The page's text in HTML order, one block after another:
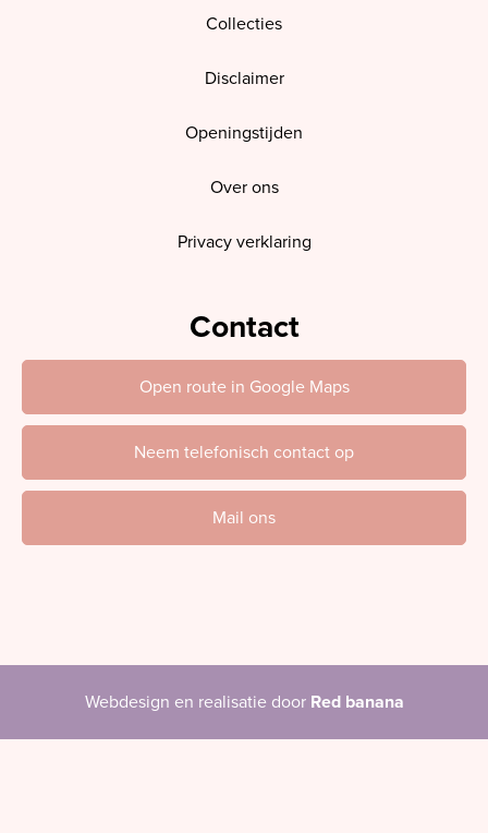
Collecties
Disclaimer
Openingstijden
Over ons
Privacy verklaring
Contact
Open route in Google Maps
Neem telefonisch contact op
Mail ons
Webdesign en realisatie door Red banana